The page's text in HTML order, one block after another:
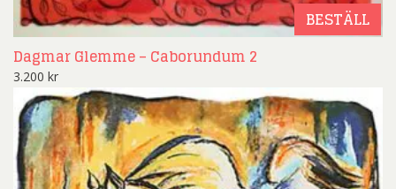
BESTÄLL
Dagmar Glemme – Caborundum 2
3.200 kr